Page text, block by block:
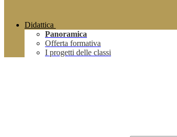
Didattica
Panoramica
Offerta formativa
I progetti delle classi